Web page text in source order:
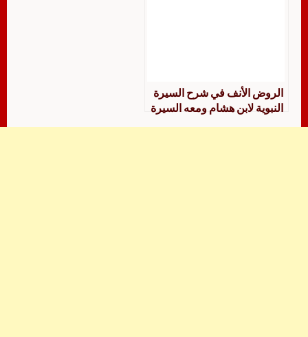
الروض الأنف في شرح السيرة
النبوية لابن هشام ومعه السيرة